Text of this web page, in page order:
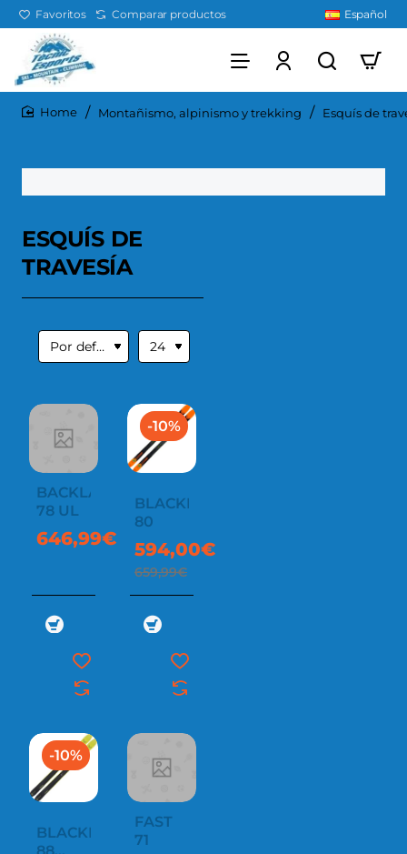
Favoritos Comparar productos Español
Montañismo, alpinismo y trekking Esquís de
ESQUÍS DE
TRAVESÍA
BACKLAND
78 UL
646,99€
-10%
BLACKLIGHT
80
594,00€
659,99€
-10%
BLACKLIGHT
FAST
71